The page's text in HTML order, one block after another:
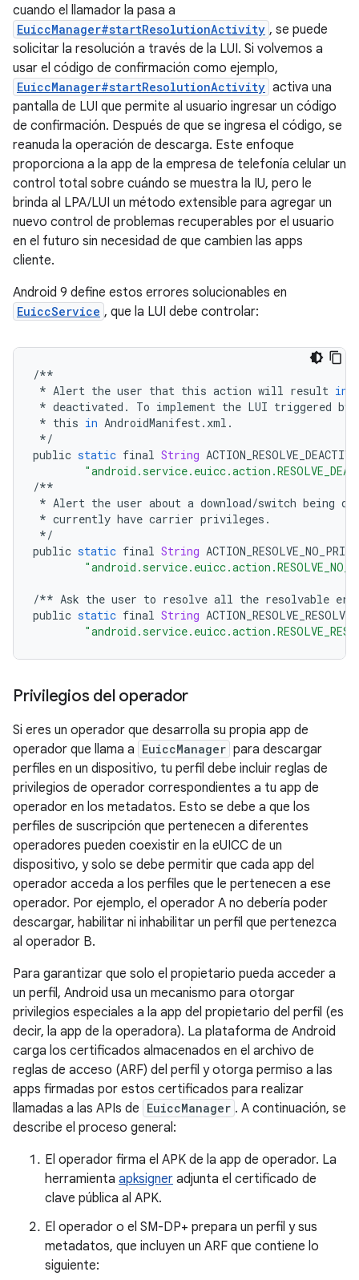
cuando el llamador la pasa a
EuiccManager#startResolutionActivity , se puede
solicitar la resolución a través de la LUI. Si volvemos a
usar el código de confirmación como ejemplo,
EuiccManager#startResolutionActivity activa una
pantalla de LUI que permite al usuario ingresar un código
de confirmación. Después de que se ingresa el código, se
reanuda la operación de descarga. Este enfoque
proporciona a la app de la empresa de telefonía celular un
control total sobre cuándo se muestra la IU, pero le
brinda al LPA/LUI un método extensible para agregar un
nuevo control de problemas recuperables por el usuario
en el futuro sin necesidad de que cambien las apps
cliente.
Android 9 define estos errores solucionables en
EuiccService , que la LUI debe controlar:
/**
* Alert the user that this action will result in
* deactivated . To implement the LUI triggered by
* this in AndroidManifest. xml .
*/
public static final String
/**
* Alert the user about a download/switch being
* currently have carrier privileges .
*/
public static final String
/** Ask the user to resolve all the resolvable
public static final String
Privilegios del operador
Si eres un operador que desarrolla su propia app de
operador que llama a EuiccManager para descargar
perfiles en un dispositivo, tu perfil debe incluir reglas de
privilegios de operador correspondientes a tu app de
operador en los metadatos. Esto se debe a que los
perfiles de suscripción que pertenecen a diferentes
operadores pueden coexistir en la eUICC de un
dispositivo, y solo se debe permitir que cada app del
operador acceda a los perfiles que le pertenecen a ese
operador. Por ejemplo, el operador A no debería poder
descargar, habilitar ni inhabilitar un perfil que pertenezca
al operador B.
Para garantizar que solo el propietario pueda acceder a
un perfil, Android usa un mecanismo para otorgar
privilegios especiales a la app del propietario del perfil (es
decir, la app de la operadora). La plataforma de Android
carga los certificados almacenados en el archivo de
reglas de acceso (ARF) del perfil y otorga permiso a las
apps firmadas por estos certificados para realizar
llamadas a las APIs de EuiccManager . A continuación, se
describe el proceso general:
El operador firma el APK de la app de operador. La
herramienta apksigner adjunta el certificado de
clave pública al APK.
El operador o el SM-DP+ prepara un perfil y sus
metadatos, que incluyen un ARF que contiene lo
siguiente: